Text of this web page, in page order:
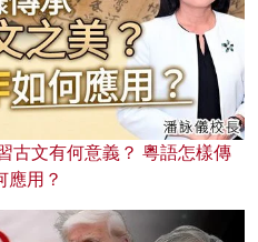
古文有何意義？ 粵語怎樣傳
應用？